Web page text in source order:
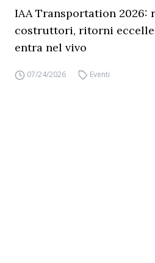
IAA Transportation 2026:
costruttori, ritorni
entra nel vivo
07/24/2026 Eventi